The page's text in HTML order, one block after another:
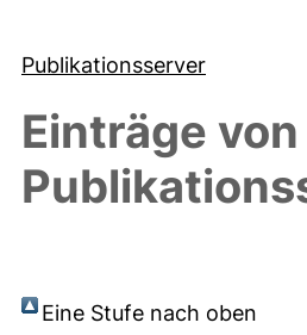
Publikationsserver
Einträge von
Eine Stufe nach oben